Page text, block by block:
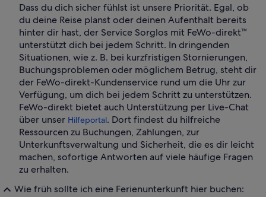
Dass du dich sicher fühlst ist unsere Priorität. Egal, ob
du deine Reise planst oder deinen Aufenthalt bereits
hinter dir hast, der Service Sorglos mit FeWo-direkt™
unterstützt dich bei jedem Schritt. In dringenden
Situationen, wie z. B. bei kurzfristigen Stornierungen,
Buchungsproblemen oder möglichem Betrug, steht dir
der FeWo-direkt-Kundenservice rund um die Uhr zur
Verfügung, um dich bei jedem Schritt zu unterstützen.
FeWo-direkt bietet auch Unterstützung per Live-Chat
über unser Hilfeportal. Dort findest du hilfreiche
Ressourcen zu Buchungen, Zahlungen, zur
Unterkunftsverwaltung und Sicherheit, die es dir leicht
machen, sofortige Antworten auf viele häufige Fragen
zu erhalten.
Wie früh sollte ich eine Ferienunterkunft hier buchen: